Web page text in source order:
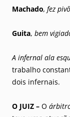
Machado, fez pivô
Guita, bem
A infernal ala
trabalho
dois infernais.
O JUIZ – O